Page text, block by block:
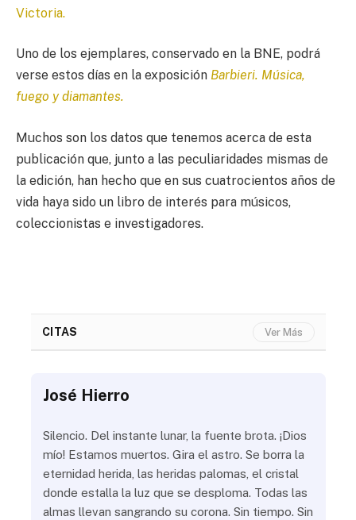
Victoria.
Uno de los ejemplares, conservado en la BNE, podrá
verse estos días en la exposición Barbieri. Música,
fuego y diamantes.
Muchos son los datos que tenemos acerca de esta
publicación que, junto a las peculiaridades mismas de
la edición, han hecho que en sus cuatrocientos años de
vida haya sido un libro de interés para músicos,
coleccionistas e investigadores.
CITAS Ver Más
José Hierro
Silencio. Del instante lunar, la fuente brota. ¡Dios
mío! Estamos muertos. Gira el astro. Se borra la
eternidad herida, las heridas palomas, el cristal
donde estalla la luz que se desploma. Todas las
almas llevan sangrando su corona. Sin tiempo. Sin